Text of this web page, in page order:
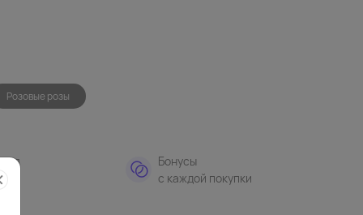
Розовые розы
Бонусы
с каждой покупки